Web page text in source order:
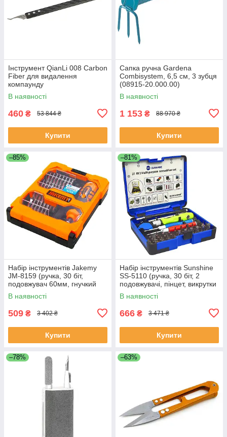
Інструмент QianLi 008 Carbon
Fiber для видалення
компаунду
В наявності
460 ₴ 53 844 ₴
Купити
Сапка ручна Gardena
Combisystem, 6,5 см, 3 зубця
(08915-20.000.00)
В наявності
1 153 ₴ 88 970 ₴
Купити
–85%
Набір інструментів Jakemy
JM-8159 (ручка, 30 біт,
подовжувач 60мм, гнучкий
подовжувач 100мм, вигнутий
пінцет ESD)
В наявності
509 ₴ 3 402 ₴
Купити
–81%
Набір інструментів Sunshine
SS-5110 (ручка, 30 біт, 2
подовжувачі, пінцет, викрутки
+1.5, зірка 0.8, медіатор)
В наявності
666 ₴ 3 471 ₴
Купити
–78% –63%